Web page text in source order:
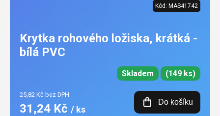
Kód: MAS41742
Krytka rohového ložiska, krátká -
bílá PVC
Skladem (149 ks)
25,82 Kč bez DPH
31,24 Kč / ks
Do košíku